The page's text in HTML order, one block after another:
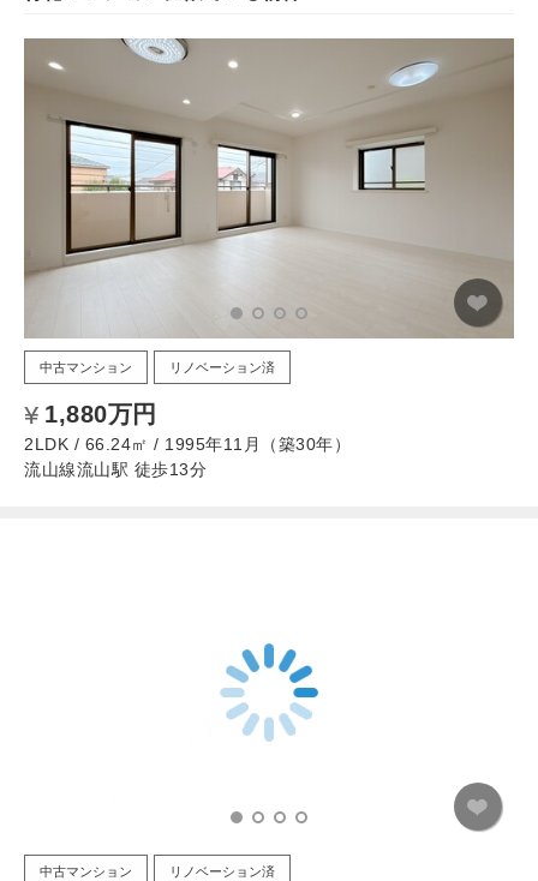
中古マンション リノベーション済
1,880万円
2LDK / 66.24㎡ / 1995年11月（築30年）
流山線流山駅 徒歩13分
中古マンション リノベーション済